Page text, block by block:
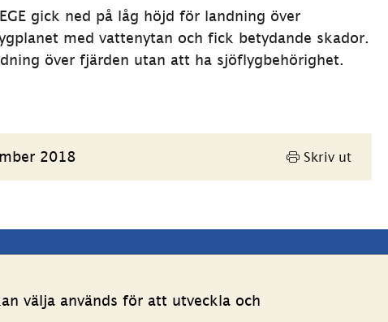
välja används för att utveckla och
gick ned på låg höjd för landning över
med vattenytan och fick betydande skador.
över fjärden utan att ha sjöflygbehörighet.
2018 Skriv ut